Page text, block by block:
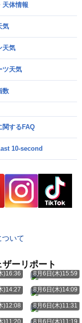
天体情報
気
天気
ツ天気
数
関するFAQ
10-second
いて
ーリポート
)16:36 8月6日(木)15:59
)14:27 8月6日(木)14:09
)12:08 8月6日(木)11:31
)11:20 8月6日(木)11:19